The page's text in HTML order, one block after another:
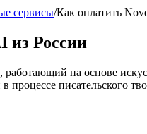
сервисы/Как оплатить
из России
на основе
процессе писательского